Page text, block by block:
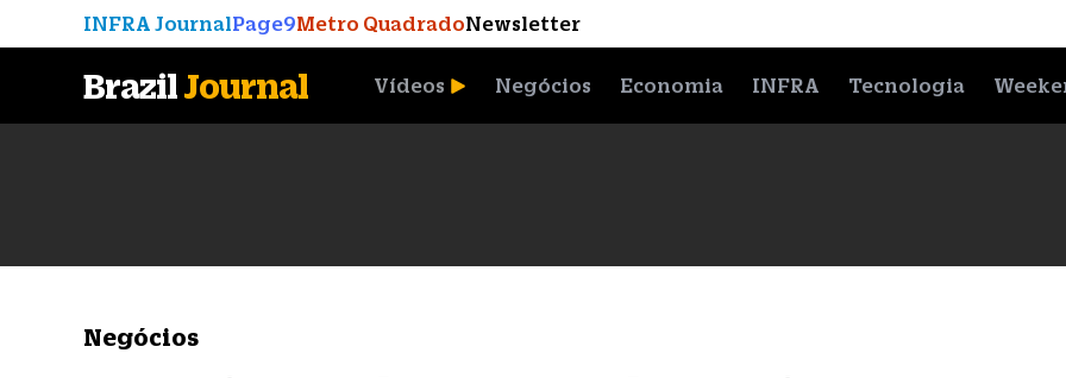
INFRA JournalPage9Metro QuadradoNewsletter
BrazilJournal Vídeos Negócios Economia INFRA Tecnologia
Negócios